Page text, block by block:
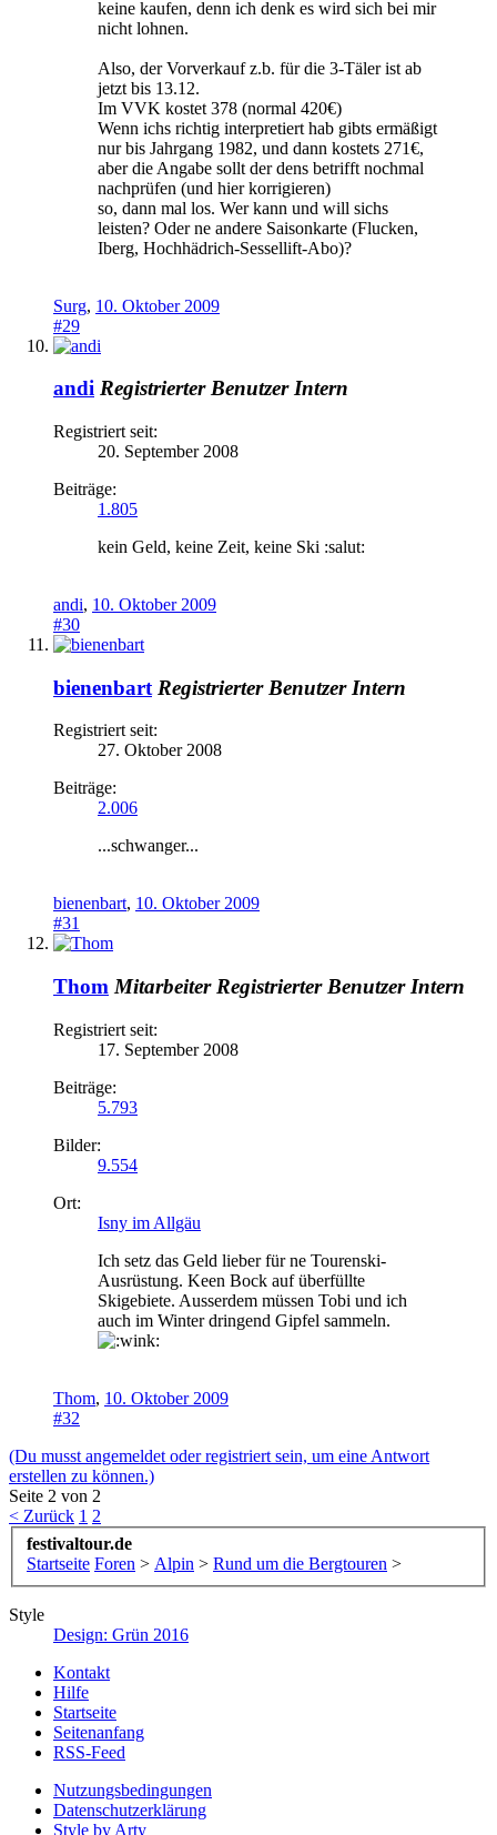
keine kaufen, denn ich denk es wird sich bei mir
nicht lohnen.
Also, der Vorverkauf z.b. für die 3-Täler ist ab
jetzt bis 13.12.
Im VVK kostet 378 (normal 420€)
Wenn ichs richtig interpretiert hab gibts ermäßigt
nur bis Jahrgang 1982, und dann kostets 271€,
aber die Angabe sollt der dens betrifft nochmal
nachprüfen (und hier korrigieren)
so, dann mal los. Wer kann und will sichs
leisten? Oder ne andere Saisonkarte (Flucken,
Iberg, Hochhädrich-Sessellift-Abo)?
Surg, 10. Oktober 2009
#29
andi Registrierter Benutzer Intern
Registriert seit:
20. September 2008
Beiträge:
1.805
kein Geld, keine Zeit, keine Ski :salut:
andi, 10. Oktober 2009
#30
bienenbart Registrierter Benutzer Intern
Registriert seit:
27. Oktober 2008
Beiträge:
2.006
...schwanger...
bienenbart, 10. Oktober 2009
#31
Thom Mitarbeiter Registrierter Benutzer Intern
Registriert seit:
17. September 2008
Beiträge:
5.793
Bilder:
9.554
Ort:
Isny im Allgäu
Ich setz das Geld lieber für ne Tourenski-
Ausrüstung. Keen Bock auf überfüllte
Skigebiete. Ausserdem müssen Tobi und ich
auch im Winter dringend Gipfel sammeln.
Thom, 10. Oktober 2009
#32
(Du musst angemeldet oder registriert sein, um eine Antwort
erstellen zu können.)
Seite 2 von 2
< Zurück 1 2
festivaltour.de
Startseite Foren > Alpin > Rund um die Bergtouren >
Style
Design: Grün 2016
Kontakt
Hilfe
Startseite
Seitenanfang
RSS-Feed
Nutzungsbedingungen
Datenschutzerklärung
Style by Arty